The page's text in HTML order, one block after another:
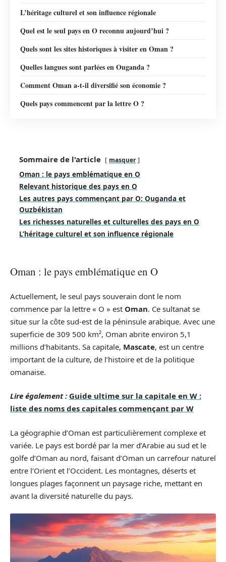
L’héritage culturel et son influence régionale
Quel est le seul pays en O reconnu aujourd’hui ?
Quels sont les sites historiques à visiter en Oman ?
Quelles langues sont parlées en Ouganda ?
Comment Oman a-t-il diversifié son économie ?
Quels pays commencent par la lettre O ?
Sommaire de l'article masquer
Oman : le pays emblématique en O
Relevant historique des pays en O
Les autres pays commençant par O: Ouganda et
Ouzbékistan
Les richesses naturelles et culturelles des pays en O
L’héritage culturel et son influence régionale
Oman : le pays emblématique en O
Actuellement, le seul pays souverain dont le nom
commence par la lettre « O » est Oman. Ce sultanat se
situe sur la côte sud-est de la péninsule arabique. Avec une
superficie de 309 500 km², Oman abrite environ 5,1
millions d’habitants. Sa capitale, Mascate, est un centre
important de la culture, de l’histoire et de la politique
omanaise.
Lire également : Guide ultime sur la capitale en W :
liste des noms des capitales commençant par W
La géographie d’Oman est particulièrement complexe et
variée. Le pays est bordé par la mer d’Arabie au sud et le
golfe d’Oman au nord, faisant d’Oman un carrefour naturel
entre l’Orient et l’Occident. Les montagnes, déserts et
longues plages façonnent un paysage riche, mettant en
avant la diversité naturelle du pays.